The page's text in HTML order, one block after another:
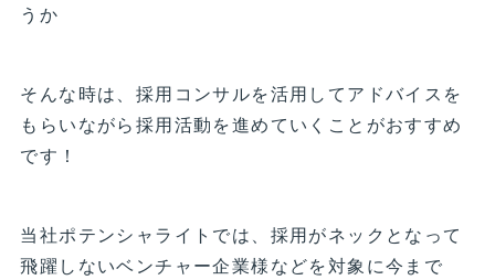
うか
そんな時は、採用コンサルを活用してアドバイスを
もらいながら採用活動を進めていくことがおすすめ
です！
当社ポテンシャライトでは、採用がネックとなって
飛躍しないベンチャー企業様などを対象に今まで